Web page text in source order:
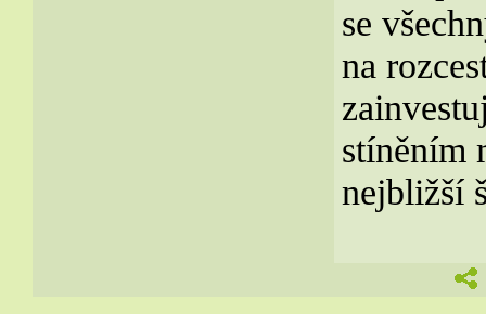
se
na
stíněním
nejbližší